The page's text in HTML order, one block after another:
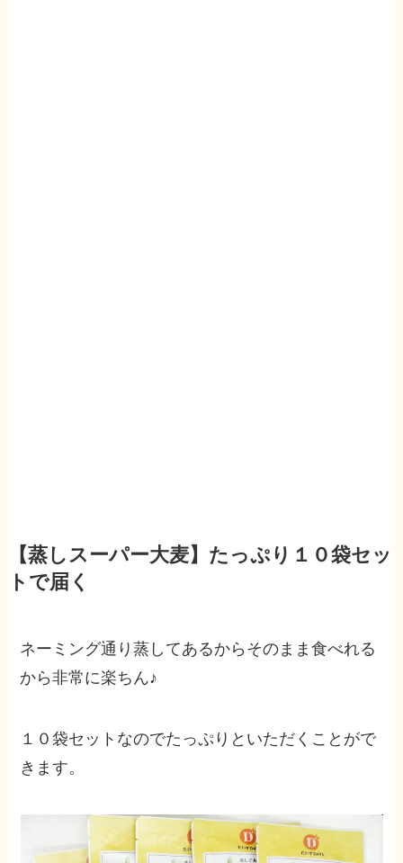
【蒸しスーパー大麦】たっぷり１０袋セッ
トで届く
ネーミング通り蒸してあるからそのまま食べれる
から非常に楽ちん♪
１０袋セットなのでたっぷりといただくことがで
きます。